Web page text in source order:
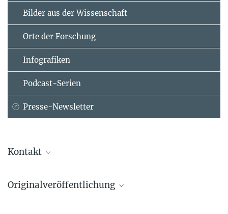
Bilder aus der Wissenschaft
Orte der Forschung
Infografiken
Podcast-Serien
Presse-Newsletter
Kontakt
Presse- und Öffentlichkeitsarbeit
Originalveröffentlichung